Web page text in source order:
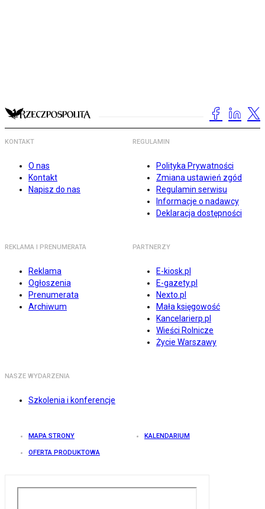
KONTAKT
O nas
Kontakt
Napisz do nas
REGULAMIN
Polityka Prywatności
Zmiana ustawień zgód
Regulamin serwisu
Informacje o nadawcy
Deklaracja dostępności
REKLAMA I PRENUMERATA
Reklama
Ogłoszenia
Prenumerata
Archiwum
PARTNERZY
E-kiosk.pl
E-gazety.pl
Nexto.pl
Mała księgowość
Kancelarierp.pl
Wieści Rolnicze
Życie Warszawy
NASZE WYDARZENIA
Szkolenia i konferencje
MAPA STRONY KALENDARIUM
OFERTA PRODUKTOWA